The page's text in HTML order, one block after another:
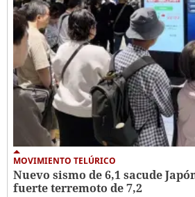
MOVIMIENTO TELÚRICO
Nuevo sismo de 6,1 sacude
fuerte terremoto de 7,2